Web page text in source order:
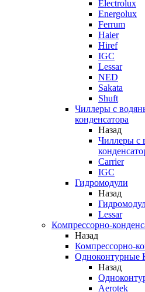
Electrolux
Energolux
Ferrum
Haier
Hiref
IGC
Lessar
NED
Sakata
Shuft
Чиллеры с
конденсатора
Назад
Чиллеры с
Carrier
IGC
Гидромодули
Назад
Lessar
Компрессорно-
Назад
Компрессорно-
Одноконтурные
Назад
Aerotek